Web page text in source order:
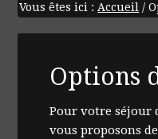
Vous êtes ici :Accueil /
Options
Pour votre séjour
vous proposons